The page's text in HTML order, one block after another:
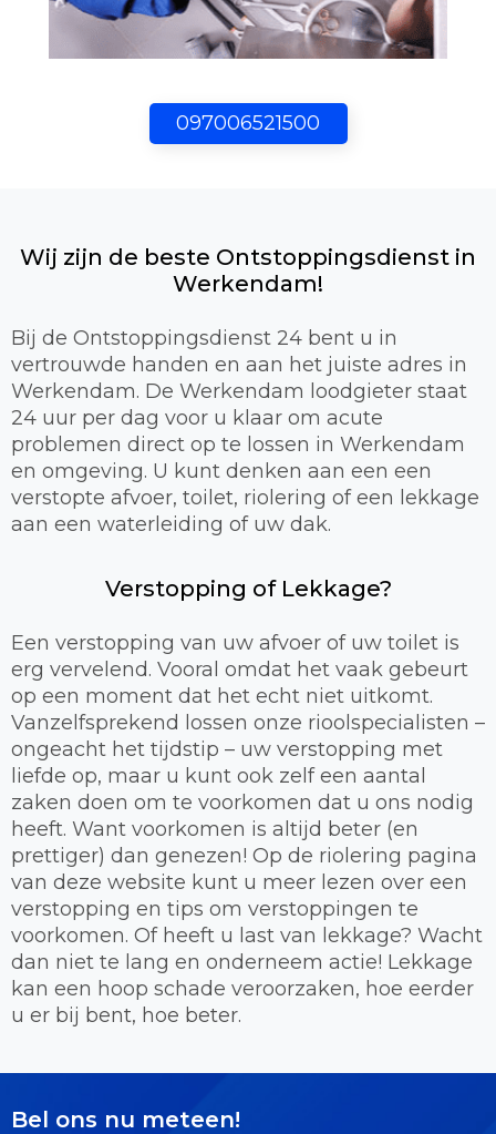
097006521500
Wij zijn de beste Ontstoppingsdienst in
Werkendam!
Bij de Ontstoppingsdienst 24 bent u in
vertrouwde handen en aan het juiste adres in
Werkendam. De Werkendam loodgieter staat
24 uur per dag voor u klaar om acute
problemen direct op te lossen in Werkendam
en omgeving. U kunt denken aan een een
verstopte afvoer, toilet, riolering of een lekkage
aan een waterleiding of uw dak.
Verstopping of Lekkage?
Een verstopping van uw afvoer of uw toilet is
erg vervelend. Vooral omdat het vaak gebeurt
op een moment dat het echt niet uitkomt.
Vanzelfsprekend lossen onze rioolspecialisten –
ongeacht het tijdstip – uw verstopping met
liefde op, maar u kunt ook zelf een aantal
zaken doen om te voorkomen dat u ons nodig
heeft. Want voorkomen is altijd beter (en
prettiger) dan genezen! Op de riolering pagina
van deze website kunt u meer lezen over een
verstopping en tips om verstoppingen te
voorkomen. Of heeft u last van lekkage? Wacht
dan niet te lang en onderneem actie! Lekkage
kan een hoop schade veroorzaken, hoe eerder
u er bij bent, hoe beter.
Bel ons nu meteen!